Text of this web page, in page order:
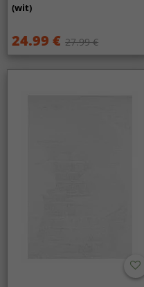
(wit)
24.99 € 27.99 €